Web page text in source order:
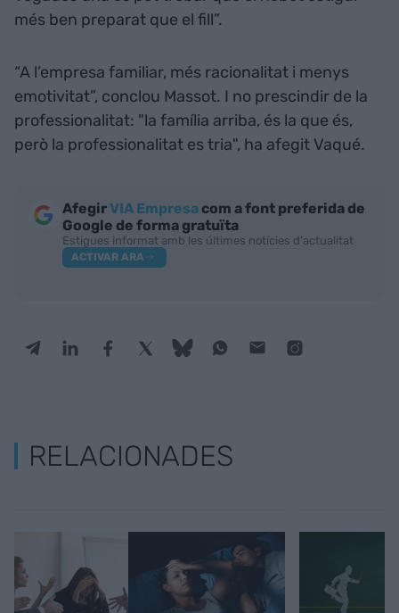
més ben preparat que el fill”.
“A l’empresa familiar, més racionalitat i menys
emotivitat”, conclou Massot. I no prescindir de la
professionalitat: "la família arriba, és la que és,
però la professionalitat es tria", ha afegit Vaqué.
AfegirVIA Empresa com a font preferida de
Google de forma gratuïta
Estigues informat amb les últimes notícies d'actualitat
ACTIVAR ARA
RELACIONADES